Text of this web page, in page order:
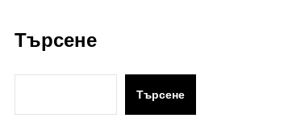
Търсене
Търсене